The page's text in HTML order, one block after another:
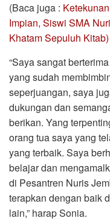
(Baca juga :
Impian, Siswi SMA
Khatam Sepuluh Kitab)
“Saya sangat
yang sudah
seperjuangan, saya
dukungan dan
berikan. Yang
orang tua saya yang
yang terbaik. Saya
belajar dan
di Pesantren Nuris
terapkan dengan baik
lain,” harap Sonia.